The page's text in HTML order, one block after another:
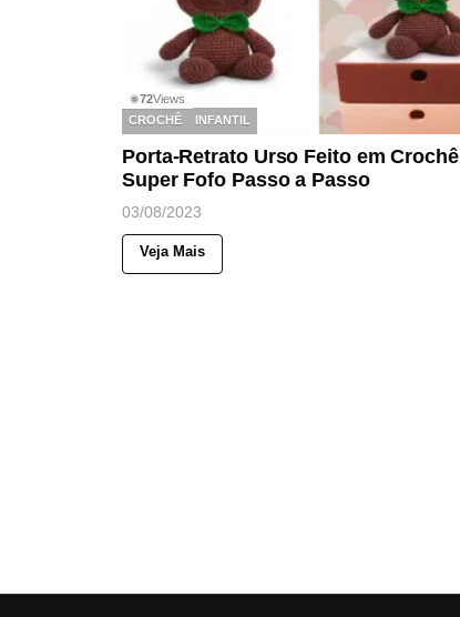
◉72Views
CROCHÊ
INFANTIL
Porta-Retrato Urso Feito em Crochê
Super Fofo Passo a Passo
03/08/2023
Veja Mais